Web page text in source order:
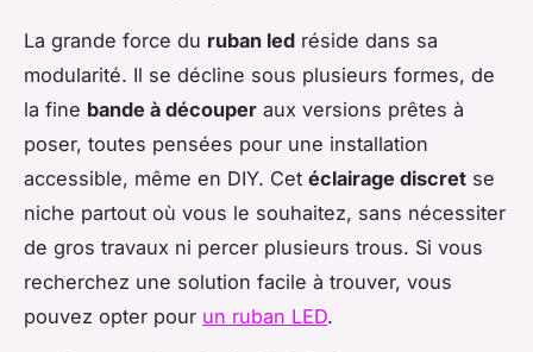
La grande force du ruban led réside dans sa
modularité. Il se décline sous plusieurs formes, de
la fine bande à découper aux versions prêtes à
poser, toutes pensées pour une installation
accessible, même en DIY. Cet éclairage discret se
niche partout où vous le souhaitez, sans nécessiter
de gros travaux ni percer plusieurs trous. Si vous
recherchez une solution facile à trouver, vous
pouvez opter pour un ruban LED.